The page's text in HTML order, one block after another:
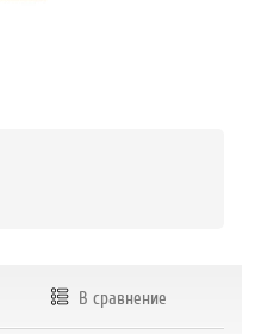
В сравнение